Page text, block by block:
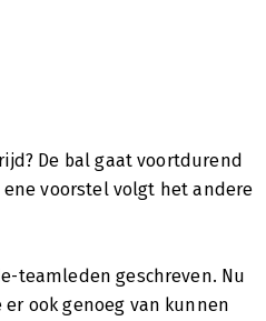
De bal gaat voortdurend
voorstel volgt het andere
teamleden geschreven. Nu
ook genoeg van kunnen